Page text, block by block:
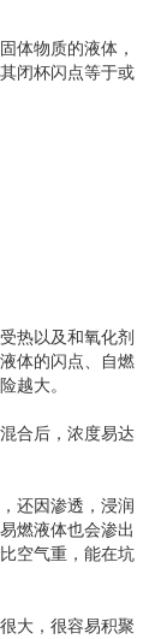
体物质的液体，
闭杯闪点等于或
热以及和氧化剂
体的闪点、自燃
越大。
合后，浓度易达
还因渗透，浸润
燃液体也会渗出
空气重，能在坑
大，很容易积聚